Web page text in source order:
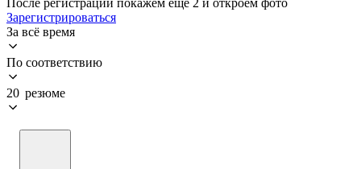
Зарегистрироваться
За всё время
По соответствию
20 резюме